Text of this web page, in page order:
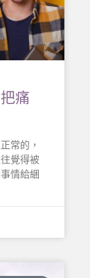
痛
常的，
覺得被
情給綑